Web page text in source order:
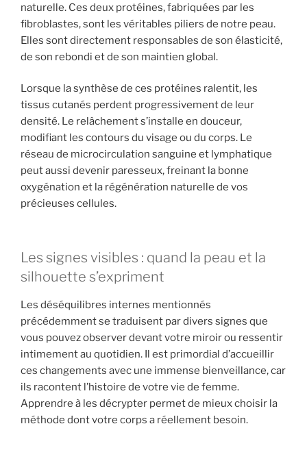
naturelle. Ces deux protéines, fabriquées par les
fibroblastes, sont les véritables piliers de notre peau.
Elles sont directement responsables de son élasticité,
de son rebondi et de son maintien global.
Lorsque la synthèse de ces protéines ralentit, les
tissus cutanés perdent progressivement de leur
densité. Le relâchement s’installe en douceur,
modifiant les contours du visage ou du corps. Le
réseau de microcirculation sanguine et lymphatique
peut aussi devenir paresseux, freinant la bonne
oxygénation et la régénération naturelle de vos
précieuses cellules.
Les signes visibles : quand la peau et la
silhouette s’expriment
Les déséquilibres internes mentionnés
précédemment se traduisent par divers signes que
vous pouvez observer devant votre miroir ou ressentir
intimement au quotidien. Il est primordial d’accueillir
ces changements avec une immense bienveillance, car
ils racontent l’histoire de votre vie de femme.
Apprendre à les décrypter permet de mieux choisir la
méthode dont votre corps a réellement besoin.